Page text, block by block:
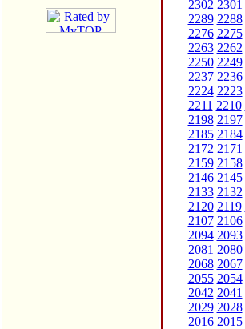
2302 2301
2289 2288
2276 2275
2263 2262
2250 2249
2237 2236
2224 2223
2211 2210
2198 2197
2185 2184
2172 2171
2159 2158
2146 2145
2133 2132
2120 2119
2107 2106
2094 2093
2081 2080
2068 2067
2055 2054
2042 2041
2029 2028
2016 2015